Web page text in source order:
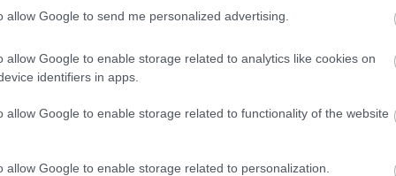
allow Google to send me personalized advertising.
allow Google to enable storage related to analytics like cookies on
identifiers in apps.
allow Google to enable storage related to functionality of the website
allow Google to enable storage related to personalization.
csomópont épül Angyalföldön
Hódmezővásárhely jó hírű
református iskoláját